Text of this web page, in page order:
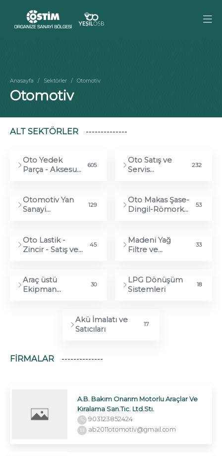
Anasayfa Sektörler Otomotiv
Otomotiv
ALT SEKTÖRLER
Oto Yedek
Parça - Aksesuar
605
Oto Satış ve
Servis
232
Otomotiv Yan
Sanayi
129
Oto Makas Şase-
Dingil-Römork
53
Oto Lastik -
Zincir - Satış ve
45
Madeni Yağ
Filtre ve
33
Araç üstü
Ekipman
30
LPG Dönüşüm
Sistemleri
18
Akü İmalatı ve
Satıcıları
17
FIRMALAR
A.B. Bakım Onarım Motorlu Araçlar Ve
Kıralama San.Tıc. Ltd.Stı.
903123852424
ab2011otomotiv@gmail.com